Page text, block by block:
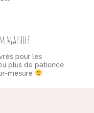
pour les
plus de patience
mesure